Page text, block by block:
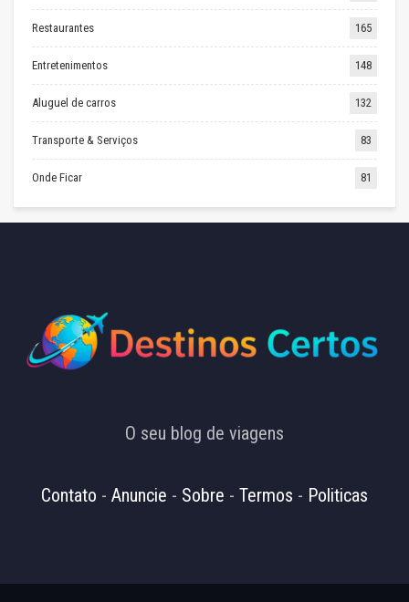
Restaurantes 165
Entretenimentos 148
Aluguel de carros 132
Transporte & Serviços 83
Onde Ficar 81
O seu blog de viagens
Contato - Anuncie - Sobre - Termos - Politicas